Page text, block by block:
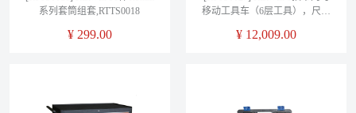
系列套筒组套,RTTS0018
¥ 299.00
移动工具车（6层工具），尺寸
1052×460×1030,RTTS0027（工
¥ 12,009.00